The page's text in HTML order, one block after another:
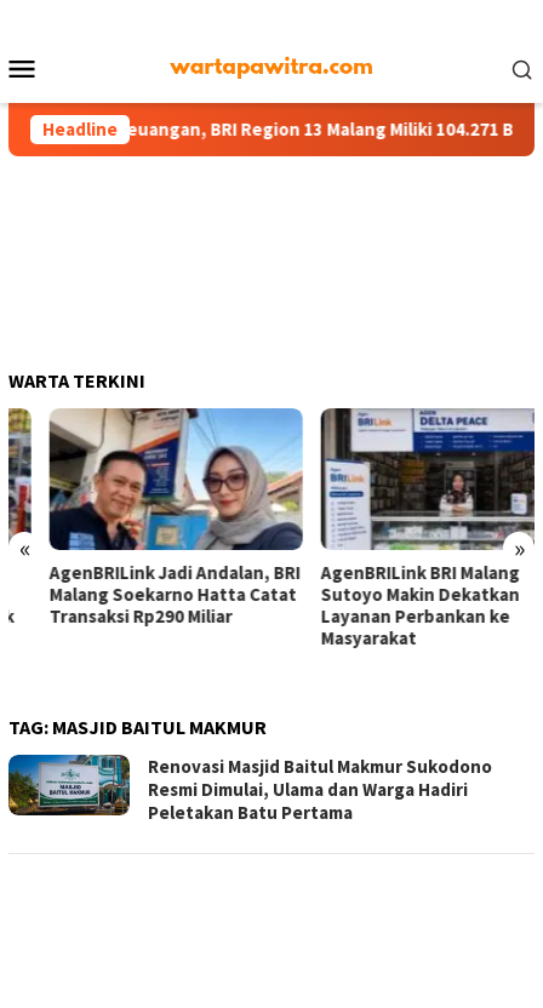
Mobile
Headline
Keuangan, BRI Region 13 Malang Miliki 104.271 BRILink
WARTA TERKINI
« »
AgenBRILink Jadi Andalan, BRI
Malang Soekarno Hatta Catat
Transaksi Rp290 Miliar
AgenBRILink BRI Malang
Sutoyo Makin Dekatkan
Layanan Perbankan ke
Masyarakat
TAG: MASJID BAITUL MAKMUR
Renovasi Masjid Baitul Makmur Sukodono
Resmi Dimulai, Ulama dan Warga Hadiri
Peletakan Batu Pertama